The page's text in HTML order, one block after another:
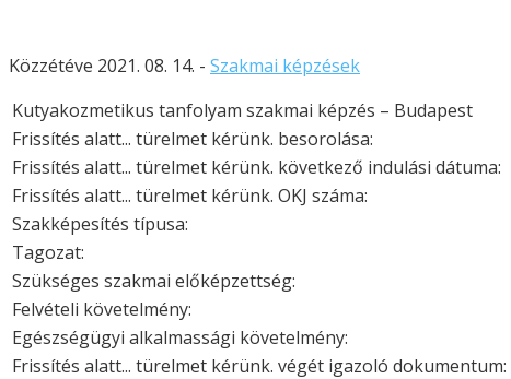
Közzétéve 2021. 08. 14. - Szakmai képzések
Kutyakozmetikus tanfolyam szakmai képzés – Budapest
Frissítés alatt... türelmet kérünk. besorolása:
Frissítés alatt... türelmet kérünk. következő indulási dátuma:
Frissítés alatt... türelmet kérünk. OKJ száma:
Szakképesítés típusa:
Tagozat:
Szükséges szakmai előképzettség:
Felvételi követelmény:
Egészségügyi alkalmassági követelmény:
Frissítés alatt... türelmet kérünk. végét igazoló dokumentum: